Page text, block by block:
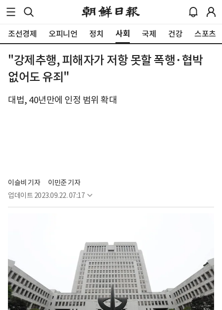
조선경제 오피니언 정치 사회 국제 건강 스포츠
"강제추행, 피해자가 저항 못할 폭행·협박
없어도 유죄"
대법, 40년만에 인정 범위 확대
이슬비 기자
이민준 기자
업데이트 2023.09.22. 07:17